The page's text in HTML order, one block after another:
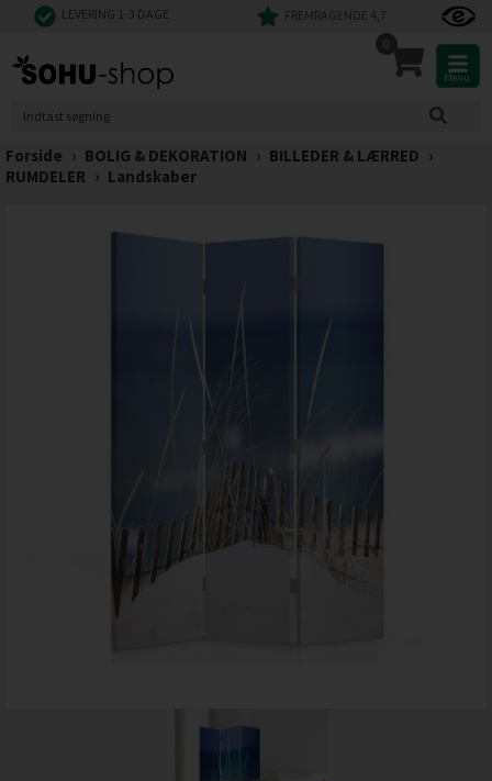
LEVERING 1-3 DAGE FREMRAGENDE 4,7
0
Menu
Forside › BOLIG & DEKORATION › BILLEDER & LÆRRED ›
RUMDELER › Landskaber